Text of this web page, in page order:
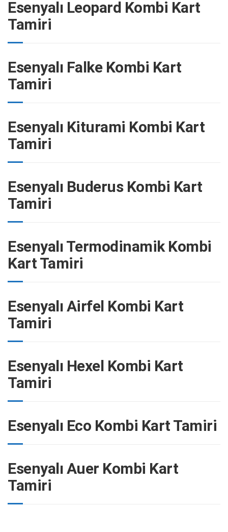
Esenyalı Leopard Kombi Kart
Tamiri
Esenyalı Falke Kombi Kart
Tamiri
Esenyalı Kiturami Kombi Kart
Tamiri
Esenyalı Buderus Kombi Kart
Tamiri
Esenyalı Termodinamik Kombi
Kart Tamiri
Esenyalı Airfel Kombi Kart
Tamiri
Esenyalı Hexel Kombi Kart
Tamiri
Esenyalı Eco Kombi Kart Tamiri
Esenyalı Auer Kombi Kart
Tamiri